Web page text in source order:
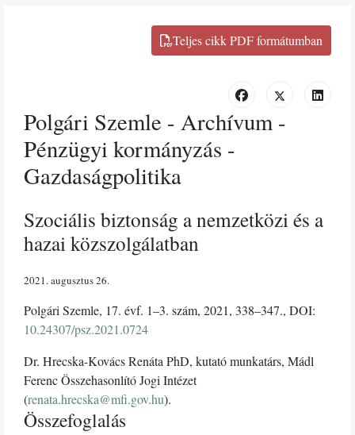
Polgári Szemle - Archívum -
Pénzügyi kormányzás -
Gazdaságpolitika
Szociális biztonság a nemzetközi és a
hazai közszolgálatban
2021. augusztus 26
Polgári Szemle, 17. évf. 1–3. szám, 2021, 338–347., DOI:
10.24307/psz.2021.0724
Dr. Hrecska-Kovács Renáta PhD, kutató munkatárs, Mádl
Ferenc Összehasonlító Jogi Intézet
(renata.hrecska@mfi.gov.hu).
Összefoglalás